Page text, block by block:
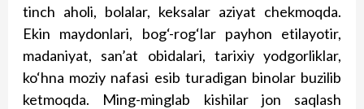
tinch aholi, bolalar, keksalar aziyat chekmoqda.
Ekin maydonlari, bog‘-rog‘lar payhon etilayotir,
madaniyat, san’at obidalari, tarixiy yodgorliklar,
ko‘hna moziy nafasi esib turadigan binolar buzilib
ketmoqda. Ming-ming­lab kishilar jon saqlash